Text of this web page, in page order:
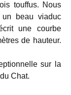
touffus. Nous
un beau viaduc
une courbe
de hauteur.
sur la
Chat.